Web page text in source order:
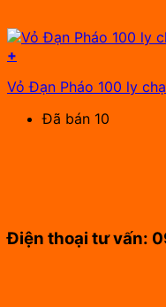
+
Vỏ Đạn Pháo 100 ly
Đã bán 10
Điện thoại tư vấn: